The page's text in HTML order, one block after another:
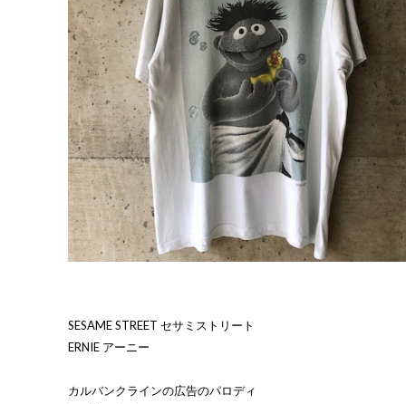
SESAME STREET セサミストリート
ERNIE アーニー
カルバンクラインの広告のパロディ